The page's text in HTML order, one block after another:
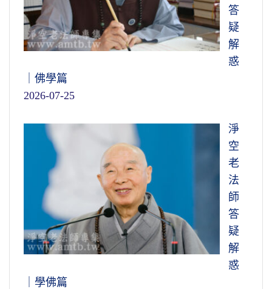
答
疑
解
惑
｜佛學篇
2026-07-25
淨
空
老
法
師
答
疑
解
惑
｜學佛篇